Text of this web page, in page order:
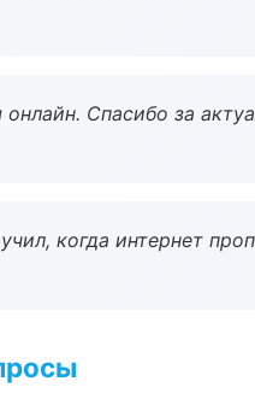
Спасибо за
когда интернет